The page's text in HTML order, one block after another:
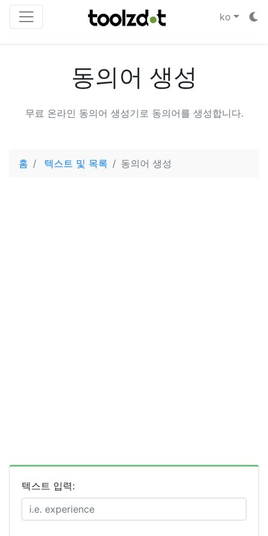
ko
동의어 생성
무료 온라인 동의어 생성기로 동의어를 생성합니다.
홈 텍스트 및 목록 동의어 생성
텍스트 입력: